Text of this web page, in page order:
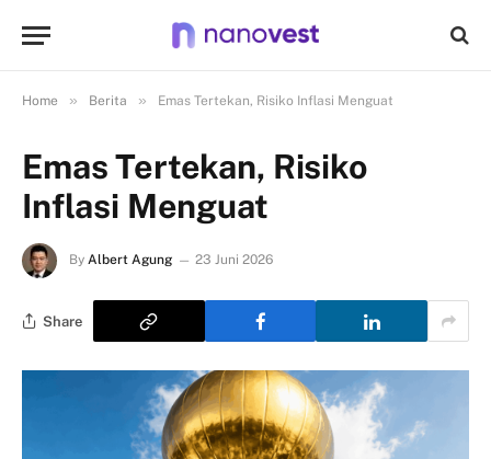
Home » Berita » Emas Tertekan, Risiko Inflasi Menguat
Emas Tertekan, Risiko
Inflasi Menguat
By Albert Agung 23 Juni 2026
Share